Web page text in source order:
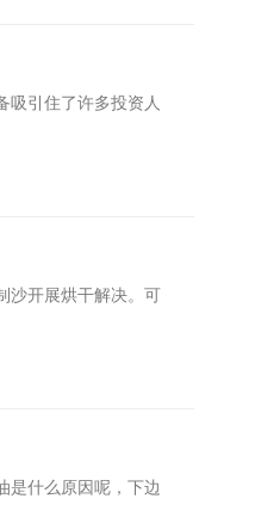
吸引住了许多投资人
沙开展烘干解决。可
是什么原因呢，下边